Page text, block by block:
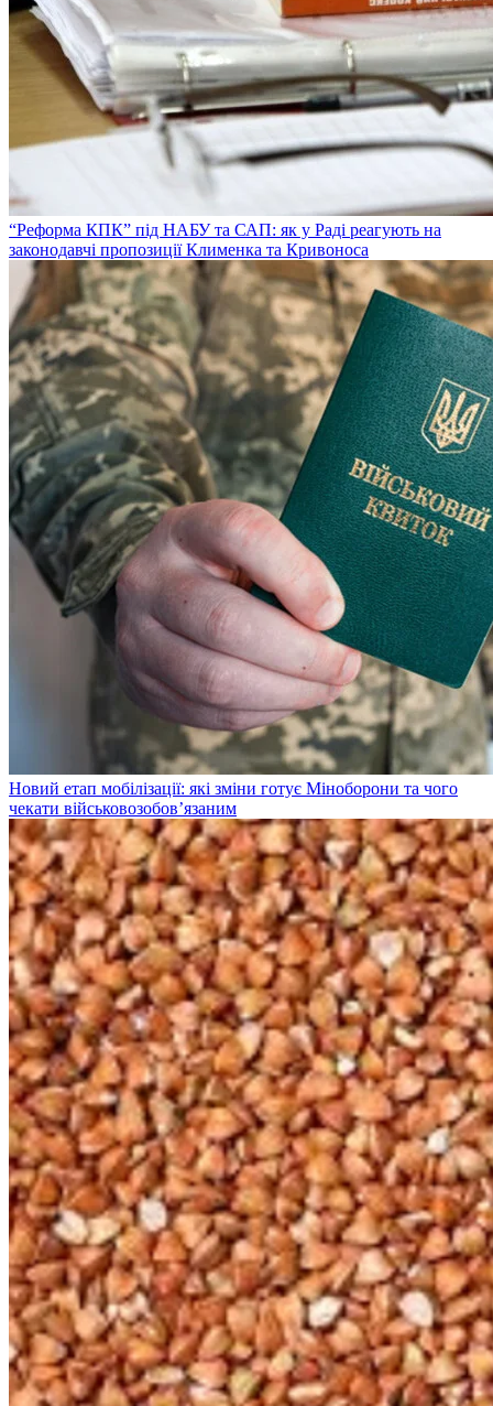
“Реформа КПК” під НАБУ та САП: як у Раді реагують на
законодавчі пропозиції Клименка та Кривоноса
Новий етап мобілізації: які зміни готує Міноборони та чого
чекати військовозобов’язаним